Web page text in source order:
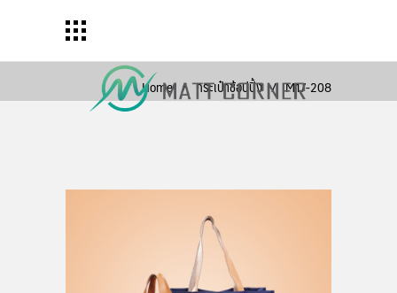
Home / กระเป๋าช้อปปิ้ง / M17-208